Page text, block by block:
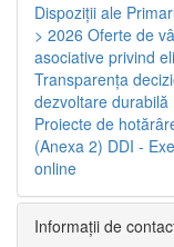
Dispoziţii ale
> 2026 Oferte de
asociative privind
Transparenţa
dezvoltare durabilă
Proiecte de
(Anexa 2) DDI -
online
Informaţii de